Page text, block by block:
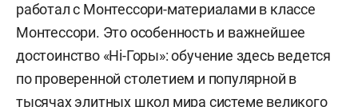
работал с Монтессори-материалами в классе
Монтессори. Это особенность и важнейшее
достоинство «Hi-Горы»: обучение здесь ведется
по проверенной столетием и популярной в
тысячах элитных школ мира системе великого